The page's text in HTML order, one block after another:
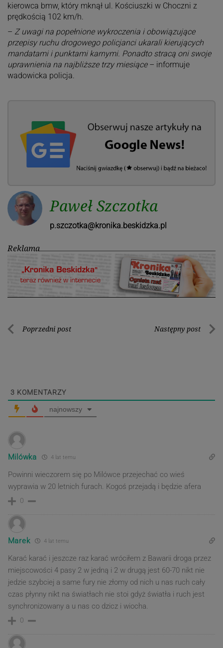
kierowca bmw, który mknął ul. Kościuszki w Choczni z
prędkością 102 km/h.
– Z uwagi na popełnione wykroczenia i obowiązujące
przepisy ruchu drogowego policjanci ukarali kierujących
mandatami i punktami karnymi. Ponadto stracą oni swoje
uprawnienia na najbliższe trzy miesiące– informuje
wadowicka policja.
Paweł Szczotka
p.szczotka@kronika.beskidzka.pl
Reklama
Nawigacja
Poprzedni post Następny post
3 KOMENTARZY
najnowszy
Milówka 4 lat temu
Powinni wieczorem się po Milówce przejechać co wieś
wyprawia w 20 letnich furach. Kogoś przejadą i będzie afera
0
Marek 4 lat temu
Karać karać i jeszcze raz karać wróciłem z Bawarii droga przez
miejscowości 4 pasy 2 w jedną i 2 w drugą jest 60-70 nikt nie
jedzie szybciej a same fury nie złomy od nich u nas ruch cały
czas płynny nikt na światłach nie stoi gdyż światła i ruch jest
synchronizowany a u nas co dzicz i wiocha.
0